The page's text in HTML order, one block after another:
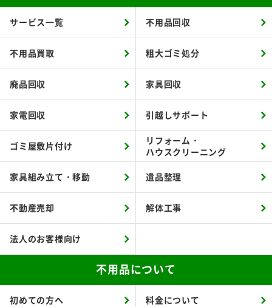
サービス一覧 不用品回収
不用品買取 粗大ゴミ処分
廃品回収 家具回収
家電回収 引越しサポート
ゴミ屋敷片付け
リフォーム・
ハウスクリーニング
家具組み立て・移動 遺品整理
不動産売却 解体工事
法人のお客様向け
不用品について
初めての方へ 料金について